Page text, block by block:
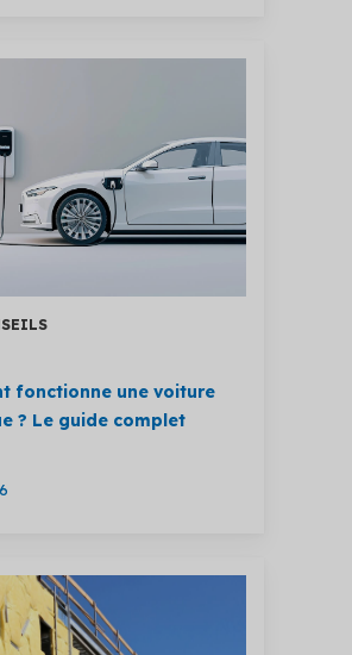
fonctionne une voiture
? Le guide complet